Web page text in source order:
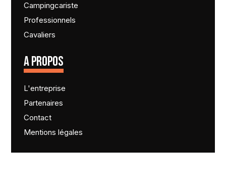
Campingcariste
Professionnels
Cavaliers
A PROPOS
L'entreprise
Partenaires
Contact
Mentions légales